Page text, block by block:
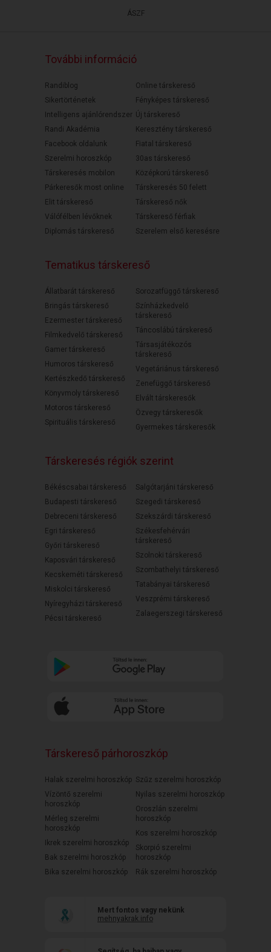
ÁSZF
További információ
Randiblog
Sikertörténetek
Intelligens ajánlórendszer
Randi Akadémia
Facebook oldalunk
Szerelmi horoszkóp
Társkeresés mobilon
Párkeresők most online
Elit társkereső
Válófélben lévőknek
Diplomás társkereső
Online társkereső
Fényképes társkereső
Új társkereső
Keresztény társkereső
Fiatal társkereső
30as társkereső
Középkorú társkereső
Társkeresés 50 felett
Társkereső nők
Társkereső férfiak
Szerelem első keresésre
Tematikus társkereső
Állatbarát társkereső
Bringás társkereső
Ezermester társkereső
Filmkedvelő társkereső
Gamer társkereső
Humoros társkereső
Kertészkedő társkereső
Könyvmoly társkereső
Motoros társkereső
Spirituális társkereső
Sorozatfüggő társkereső
Színházkedvelő
társkereső
Táncoslábú társkereső
Társasjátékozós
társkereső
Vegetáriánus társkereső
Zenefüggő társkereső
Elvált társkeresők
Özvegy társkeresők
Gyermekes társkeresők
Társkeresés régiók szerint
Békéscsabai társkereső
Budapesti társkereső
Debreceni társkereső
Egri társkereső
Győri társkereső
Kaposvári társkereső
Kecskeméti társkereső
Miskolci társkereső
Nyíregyházi társkereső
Pécsi társkereső
Salgótarjáni társkereső
Szegedi társkereső
Szekszárdi társkereső
Székesfehérvári
társkereső
Szolnoki társkereső
Szombathelyi társkereső
Tatabányai társkereső
Veszprémi társkereső
Zalaegerszegi társkereső
Társkereső párhoroszkóp
Halak szerelmi horoszkóp
Vízöntő szerelmi
horoszkóp
Mérleg szerelmi
horoszkóp
Ikrek szerelmi horoszkóp
Bak szerelmi horoszkóp
Bika szerelmi horoszkóp
Szűz szerelmi horoszkóp
Nyilas szerelmi horoszkóp
Oroszlán szerelmi
horoszkóp
Kos szerelmi horoszkóp
Skorpió szerelmi
horoszkóp
Rák szerelmi horoszkóp
Mert fontos vagy nekünk
mehnyakrak.info